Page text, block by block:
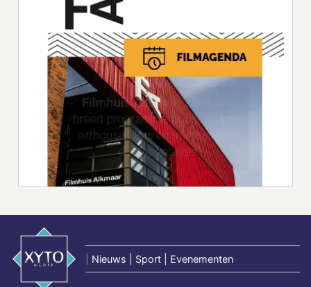
Nieuws | Sport | Evenementen